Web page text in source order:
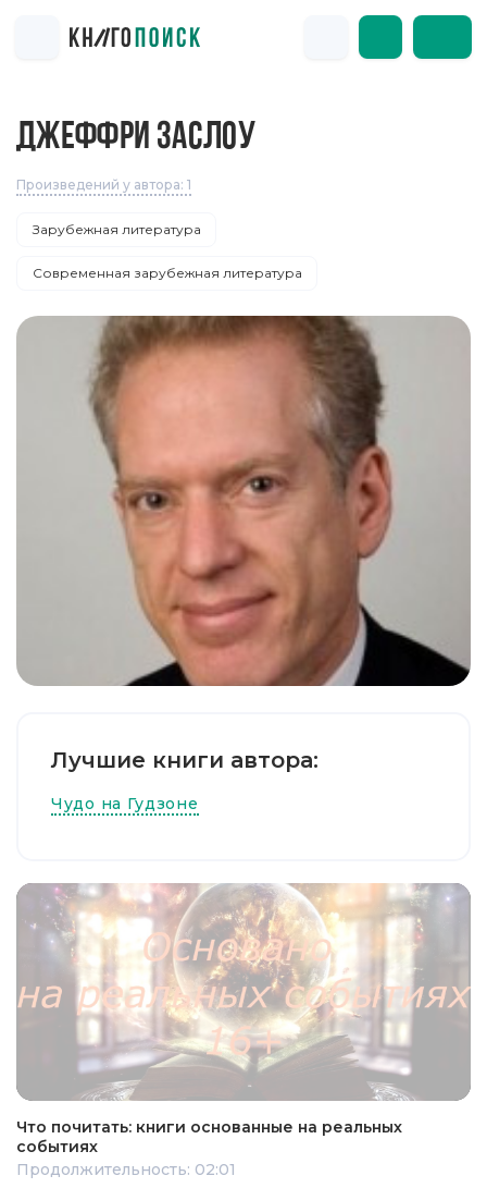
ДЖЕФФРИ ЗАСЛОУ
Произведений у автора: 1
Зарубежная литература
Современная зарубежная литература
Лучшие книги автора:
Чудо на Гудзоне
Что почитать: книги основанные на реальных
событиях
Продолжительность: 02:01